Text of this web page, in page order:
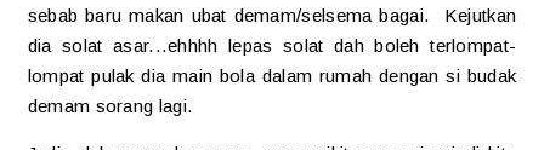
sebab baru makan ubat demam/selsema bagai. Kejutkan
dia solat asar...ehhhh lepas solat dah boleh terlompat-
lompat pulak dia main bola dalam rumah dengan si budak
demam sorang lagi.